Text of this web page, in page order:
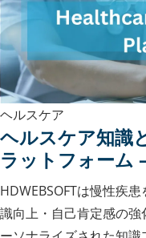
ヘルスケア
ヘルスケア知識
ラットフォーム
HDWEBSOFTは慢性疾
識向上・自己肯定感の